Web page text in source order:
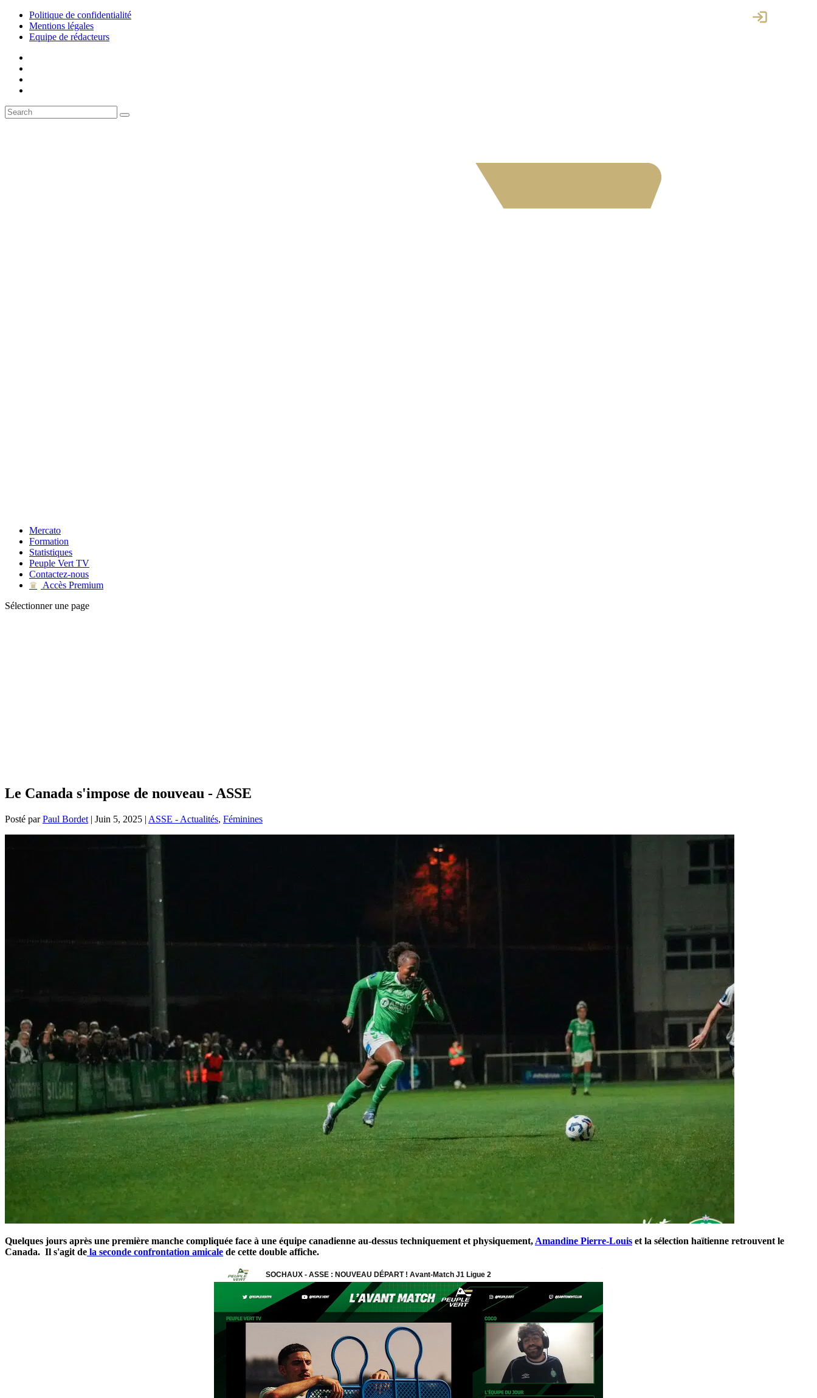
Politique de confidentialité
Mentions légales
Equipe de rédacteurs
Mercato
Formation
Statistiques
Peuple Vert TV
Contactez-nous
♛
Accès Premium
Sélectionner une page
Le Canada s'impose de nouveau - ASSE
Posté parPaul Bordet | Juin 5, 2025 | ASSE - Actualités, Féminines
Quelques jours après une première manche compliquée face à une équipe canadienne au-dessus techniquement et physiquement, Amandine Pierre-Louis et la sélection haïtienne retrouvent le
Canada. Il s'agit de la seconde confrontation amicale de cette double affiche.